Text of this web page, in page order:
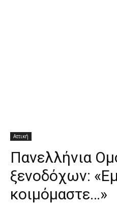
Αττική
Πανελλήνια
ξενοδόχων:
κοιμόμαστε…»